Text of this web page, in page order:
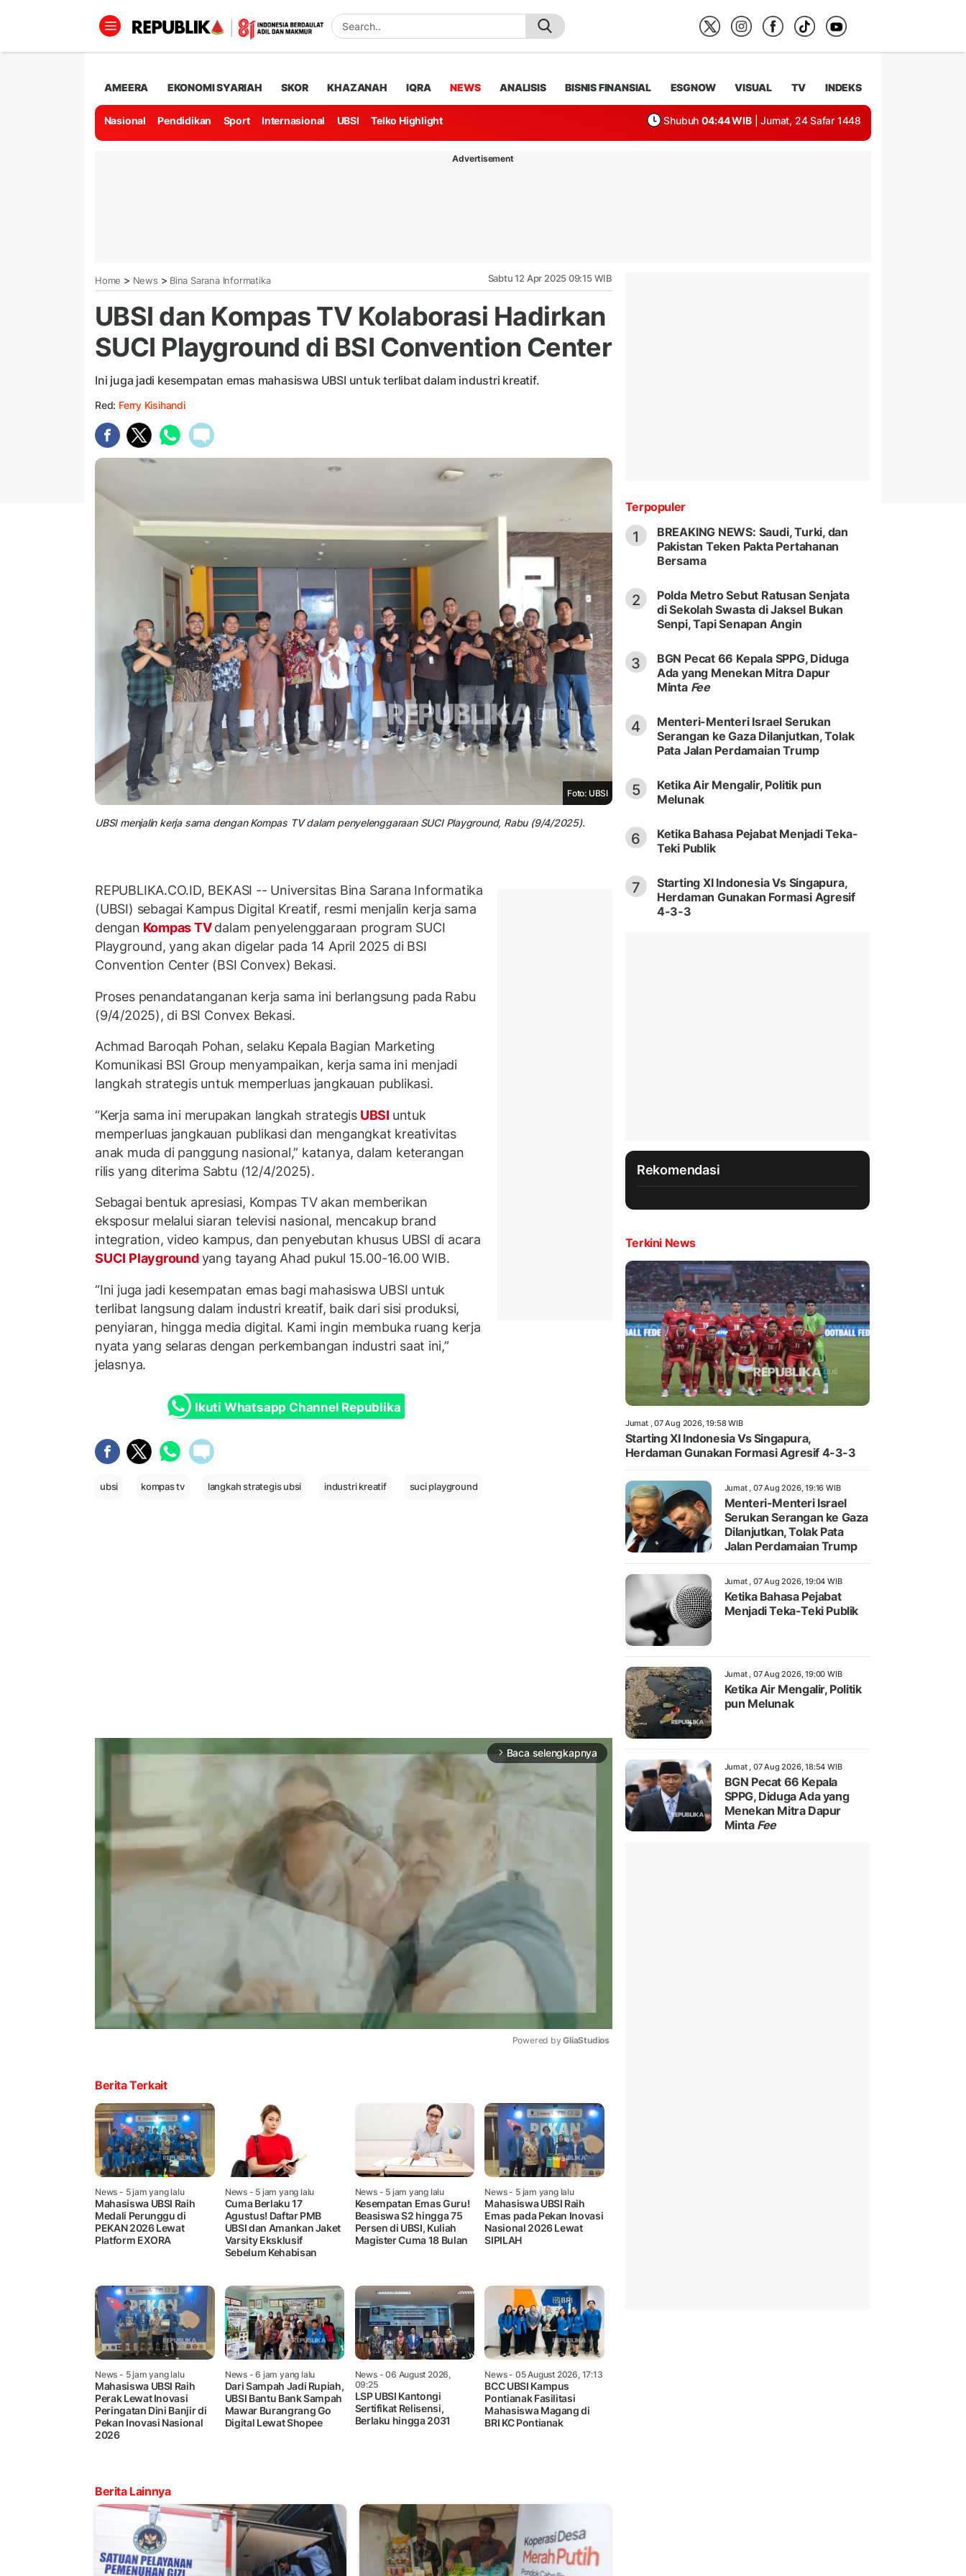
AMEERA EKONOMI SYARIAH SKOR KHAZANAH IQRA NEWS ANALISIS BISNIS FINANSIAL ESGNOW VISUAL TV INDEKS
Nasional Pendidikan Sport Internasional UBSI Telko Highlight Shubuh 04:44 WIB | Jumat, 24 Safar 1448
Advertisement
Home > News > Bina Sarana Informatika Sabtu 12 Apr 2025 09:15 WIB
UBSI dan Kompas TV Kolaborasi Hadirkan
SUCI Playground di BSI Convention Center
Ini juga jadi kesempatan emas mahasiswa UBSI untuk terlibat dalam industri kreatif.
Red: Ferry Kisihandi
Foto: UBSI
UBSI menjalin kerja sama dengan Kompas TV dalam penyelenggaraan SUCI Playground, Rabu (9/4/2025).
REPUBLIKA.CO.ID, BEKASI -- Universitas Bina Sarana Informatika
(UBSI) sebagai Kampus Digital Kreatif, resmi menjalin kerja sama
dengan Kompas TVdalam penyelenggaraan program SUCI
Playground, yang akan digelar pada 14 April 2025 di BSI
Convention Center (BSI Convex) Bekasi.
Proses penandatanganan kerja sama ini berlangsung pada Rabu
(9/4/2025), di BSI Convex Bekasi.
Achmad Baroqah Pohan, selaku Kepala Bagian Marketing
Komunikasi BSI Group menyampaikan, kerja sama ini menjadi
langkah strategis untuk memperluas jangkauan publikasi.
“Kerja sama ini merupakan langkah strategisUBSI untuk
memperluas jangkauan publikasi dan mengangkat kreativitas
anak muda di panggung nasional,” katanya, dalam keterangan
rilis yang diterima Sabtu (12/4/2025).
Sebagai bentuk apresiasi, Kompas TV akan memberikan
eksposur melalui siaran televisi nasional, mencakup brand
integration, video kampus, dan penyebutan khusus UBSI di acara
SUCI Playgroundyang tayang Ahad pukul 15.00-16.00 WIB.
“Ini juga jadi kesempatan emas bagi mahasiswa UBSI untuk
terlibat langsung dalam industri kreatif, baik dari sisi produksi,
penyiaran, hingga media digital. Kami ingin membuka ruang kerja
nyata yang selaras dengan perkembangan industri saat ini,”
jelasnya.
Ikuti Whatsapp Channel Republika
ubsi kompas tv langkah strategis ubsi industri kreatif suci playground
arrow_forward_ios Baca selengkapnya
Powered by GliaStudios
Berita Terkait
News - 5 jam yang lalu
Mahasiswa UBSI Raih
Medali Perunggu di
PEKAN 2026 Lewat
Platform EXORA
News- 5 jam yang lalu
Cuma Berlaku 17
Agustus! Daftar PMB
UBSI dan Amankan Jaket
Varsity Eksklusif
Sebelum Kehabisan
News- 5 jam yang lalu
Kesempatan Emas Guru!
Beasiswa S2 hingga 75
Persen di UBSI, Kuliah
Magister Cuma 18 Bulan
News- 5 jam yang lalu
Mahasiswa UBSI Raih
Emas pada Pekan Inovasi
Nasional 2026 Lewat
SIPILAH
News - 5 jam yang lalu
Mahasiswa UBSI Raih
Perak Lewat Inovasi
Peringatan Dini Banjir di
Pekan Inovasi Nasional
2026
News- 6 jam yang lalu
Dari Sampah Jadi Rupiah,
UBSI Bantu Bank Sampah
Mawar Burangrang Go
Digital Lewat Shopee
News- 06 August 2026,
09:25
LSP UBSI Kantongi
Sertifikat Relisensi,
Berlaku hingga 2031
News- 05 August 2026, 17:13
BCC UBSI Kampus
Pontianak Fasilitasi
Mahasiswa Magang di
BRI KC Pontianak
Berita Lainnya
Terpopuler
1
BREAKING NEWS: Saudi, Turki, dan
Pakistan Teken Pakta Pertahanan
Bersama
2
Polda Metro Sebut Ratusan Senjata
di Sekolah Swasta di Jaksel Bukan
Senpi, Tapi Senapan Angin
3
BGN Pecat 66 Kepala SPPG, Diduga
Ada yang Menekan Mitra Dapur
Minta Fee
4
Menteri-Menteri Israel Serukan
Serangan ke Gaza Dilanjutkan, Tolak
Pata Jalan Perdamaian Trump
5
Ketika Air Mengalir, Politik pun
Melunak
6
Ketika Bahasa Pejabat Menjadi Teka-
Teki Publik
7
Starting XI Indonesia Vs Singapura,
Herdaman Gunakan Formasi Agresif
4-3-3
Rekomendasi
Terkini News
Jumat , 07 Aug 2026, 19:58 WIB
Starting XI Indonesia Vs Singapura,
Herdaman Gunakan Formasi Agresif 4-3-3
Jumat , 07 Aug 2026, 19:16 WIB
Menteri-Menteri Israel
Serukan Serangan ke Gaza
Dilanjutkan, Tolak Pata
Jalan Perdamaian Trump
Jumat , 07 Aug 2026, 19:04 WIB
Ketika Bahasa Pejabat
Menjadi Teka-Teki Publik
Jumat , 07 Aug 2026, 19:00 WIB
Ketika Air Mengalir, Politik
pun Melunak
Jumat , 07 Aug 2026, 18:54 WIB
BGN Pecat 66 Kepala
SPPG, Diduga Ada yang
Menekan Mitra Dapur
Minta Fee